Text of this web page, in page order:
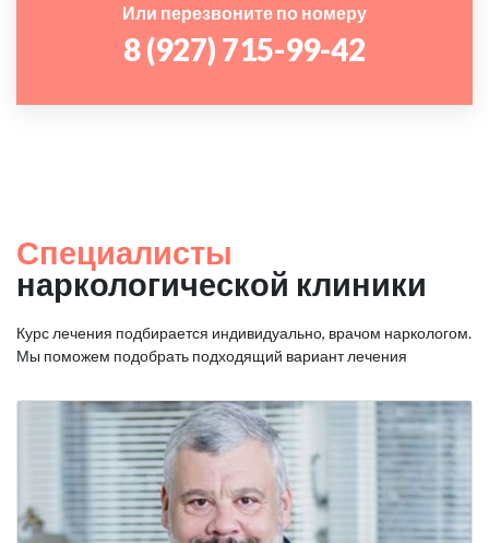
Или перезвоните по номеру
8 (927) 715-99-42
Специалисты
наркологической клиники
Курс лечения подбирается индивидуально, врачом наркологом.
Мы поможем подобрать подходящий вариант лечения